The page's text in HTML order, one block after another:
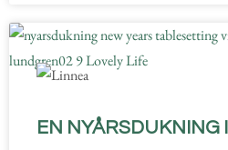
EN NYÅRSDUKNING